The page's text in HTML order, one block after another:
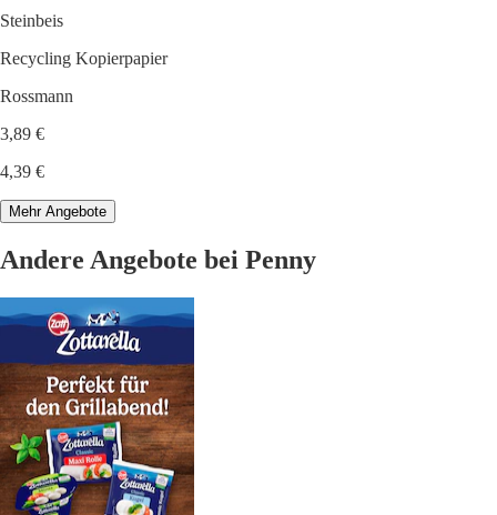
Steinbeis
Recycling Kopierpapier
Rossmann
3,89 €
4,39 €
Mehr Angebote
Andere Angebote bei Penny